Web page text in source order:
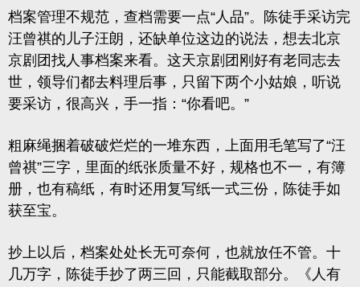
档案管理不规范，查档需要一点“人品”。陈徒手采访完
汪曾祺的儿子汪朗，还缺单位这边的说法，想去北京
京剧团找人事档案来看。这天京剧团刚好有老同志去
世，领导们都去料理后事，只留下两个小姑娘，听说
要采访，很高兴，手一指：“你看吧。”
粗麻绳捆着破破烂烂的一堆东西，上面用毛笔写了“汪
曾祺”三字，里面的纸张质量不好，规格也不一，有簿
册，也有稿纸，有时还用复写纸一式三份，陈徒手如
获至宝。
抄上以后，档案处处长无可奈何，也就放任不管。十
几万字，陈徒手抄了两三回，只能截取部分。《人有